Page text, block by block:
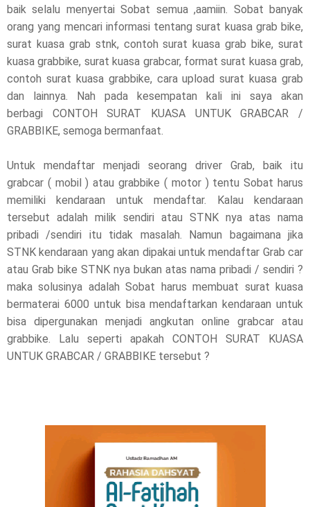
t
p
l
e
e
!
baik selalu menyertai Sobat semua ,aamiin. Sobat banyak
orang yang mencari informasi tentang surat kuasa grab bike,
surat kuasa grab stnk, contoh surat kuasa grab bike, surat
kuasa grabbike, surat kuasa grabcar, format surat kuasa grab,
contoh surat kuasa grabbike, cara upload surat kuasa grab
dan lainnya. Nah pada kesempatan kali ini saya akan
berbagi CONTOH SURAT KUASA UNTUK GRABCAR /
GRABBIKE, semoga bermanfaat.
Untuk mendaftar menjadi seorang driver Grab, baik itu
grabcar ( mobil ) atau grabbike ( motor ) tentu Sobat harus
memiliki kendaraan untuk mendaftar. Kalau kendaraan
tersebut adalah milik sendiri atau STNK nya atas nama
pribadi /sendiri itu tidak masalah. Namun bagaimana jika
STNK kendaraan yang akan dipakai untuk mendaftar Grab car
atau Grab bike STNK nya bukan atas nama pribadi / sendiri ?
maka solusinya adalah Sobat harus membuat surat kuasa
bermaterai 6000 untuk bisa mendaftarkan kendaraan untuk
bisa dipergunakan menjadi angkutan online grabcar atau
grabbike. Lalu seperti apakah CONTOH SURAT KUASA
UNTUK GRABCAR / GRABBIKE tersebut ?